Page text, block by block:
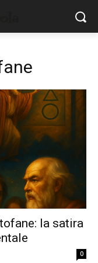
la satira
0